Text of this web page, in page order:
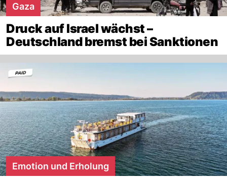
Gaza
Druck auf Israel wächst –
Deutschland bremst bei Sanktionen
Emotion und Erholung